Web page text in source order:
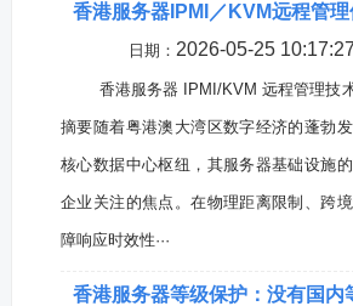
香港服务器IPMI／KVM远程管
日期： 2026-05-25 10:17:27
香港服务器 IPMI/KVM 远程管理技
摘要随着粤港澳大湾区数字经济的蓬勃
核心数据中心枢纽，其服务器基础设施
企业关注的焦点。在物理距离限制、跨
障响应时效性···
香港服务器等级保护：没有国内